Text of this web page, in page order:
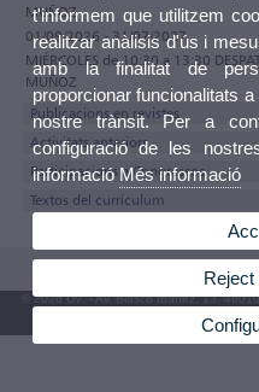
MUÑOZ
01/09/2026 - 31/07/2027
MIÉRCOLES de 10:30 a 13:30
MUÑOZ
Publicacions en revistes
Activitats anteriors
Participacions a Congressos
Textos del currículum
© 2026 UV. - Av. Blasco Ibáñez, 13.
t'informem que utilitzem
realitzar anàlisis d'ús i
amb la finalitat de
proporcionar funcionalitats
nostre trànsit. Per a
configuració de les
informacióMés informació
Reject